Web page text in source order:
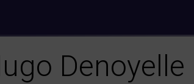
Denoyelle